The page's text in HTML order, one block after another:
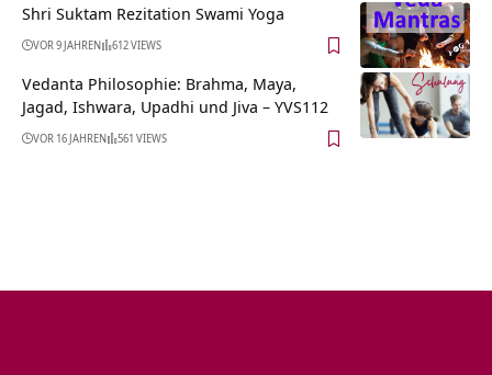
Shri Suktam Rezitation Swami Yoga
VOR 9 JAHREN 612 VIEWS
Vedanta Philosophie: Brahma, Maya,
Jagad, Ishwara, Upadhi und Jiva – YVS112
VOR 16 JAHREN 561 VIEWS